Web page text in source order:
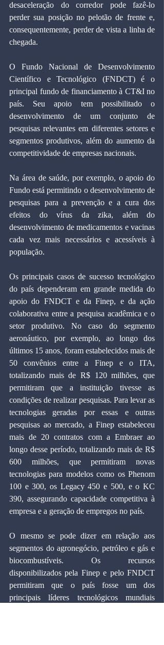
desaceleração do corredor pode fazê-lo
perder sua posição no pelotão de frente e,
consequentemente, perder de vista a linha de
chegada.
O Fundo Nacional de Desenvolvimento
Científico e Tecnológico (FNDCT) é o
principal fundo de financiamento à CT&I no
país. Seu apoio tem possibilitado o
desenvolvimento de um conjunto de
pesquisas relevantes em diferentes setores e
segmentos produtivos, além do aumento da
competitividade de empresas nacionais.
Na área de saúde, por exemplo, o apoio do
Fundo está permitindo o desenvolvimento de
pesquisas para a prevenção e a cura dos
efeitos do vírus da zika, além do
desenvolvimento de medicamentos e vacinas
cada vez mais necessários e acessíveis à
população.
Os principais casos de sucesso tecnológico
do país dependeram em grande medida do
apoio do FNDCT e da Finep, e da ação
colaborativa entre a pesquisa acadêmica e o
setor produtivo. No caso do segmento
aeronáutico, por exemplo, ao longo dos
últimos 15 anos, foram estabelecidos mais de
50 convênios entre a Finep e o ITA,
totalizando mais de R$ 120 milhões, que
permitiram que a instituição tivesse as
condições de realizar pesquisas. Para levar as
tecnologias geradas por essas e outras
pesquisas ao mercado, a Finep estabeleceu
mais de 20 contratos com a Embraer ao
longo desse período, totalizando mais de R$
600 milhões, que permitiram novas
tecnologias para modelos como os Phenom
100 e 300, os Legacy 450 e 500, e o KC
390, assegurando capacidade competitiva à
empresa e a geração de empregos no país.
O mesmo se pode dizer em relação aos
segmentos do agronegócio, petróleo e gás e
biocombustíveis. Os recursos
disponibilizados pela Finep e pelo FNDCT
permitiram que o país fosse um dos
principais líderes tecnológicos mundiais